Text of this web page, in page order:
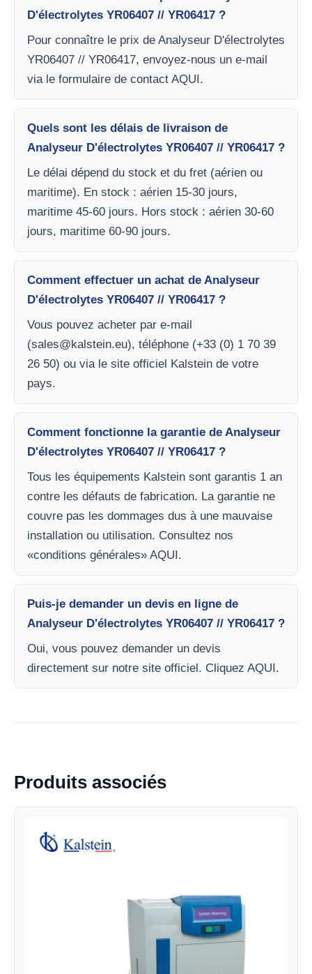
D'électrolytes YR06407 // YR06417 ?
Pour connaître le prix de Analyseur D'électrolytes
YR06407 // YR06417, envoyez-nous un e-mail
via le formulaire de contact AQUI.
Quels sont les délais de livraison de
Analyseur D'électrolytes YR06407 // YR06417 ?
Le délai dépend du stock et du fret (aérien ou
maritime). En stock : aérien 15-30 jours,
maritime 45-60 jours. Hors stock : aérien 30-60
jours, maritime 60-90 jours.
Comment effectuer un achat de Analyseur
D'électrolytes YR06407 // YR06417 ?
Vous pouvez acheter par e-mail
(sales@kalstein.eu), téléphone (+33 (0) 1 70 39
26 50) ou via le site officiel Kalstein de votre
pays.
Comment fonctionne la garantie de Analyseur
D'électrolytes YR06407 // YR06417 ?
Tous les équipements Kalstein sont garantis 1 an
contre les défauts de fabrication. La garantie ne
couvre pas les dommages dus à une mauvaise
installation ou utilisation. Consultez nos
«conditions générales» AQUI.
Puis-je demander un devis en ligne de
Analyseur D'électrolytes YR06407 // YR06417 ?
Oui, vous pouvez demander un devis
directement sur notre site officiel. Cliquez AQUI.
Produits associés